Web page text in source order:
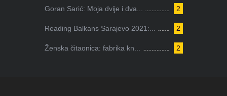
2
Goran Sarić: Moja dvije i dva...
2
Reading Balkans Sarajevo 2021:...
2
Ženska čitaonica: fabrika kn...